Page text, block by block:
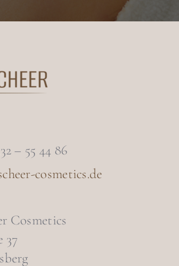
Durchweg ein sehr
– 55 44 86
cosmetics.de
Cosmetics
37